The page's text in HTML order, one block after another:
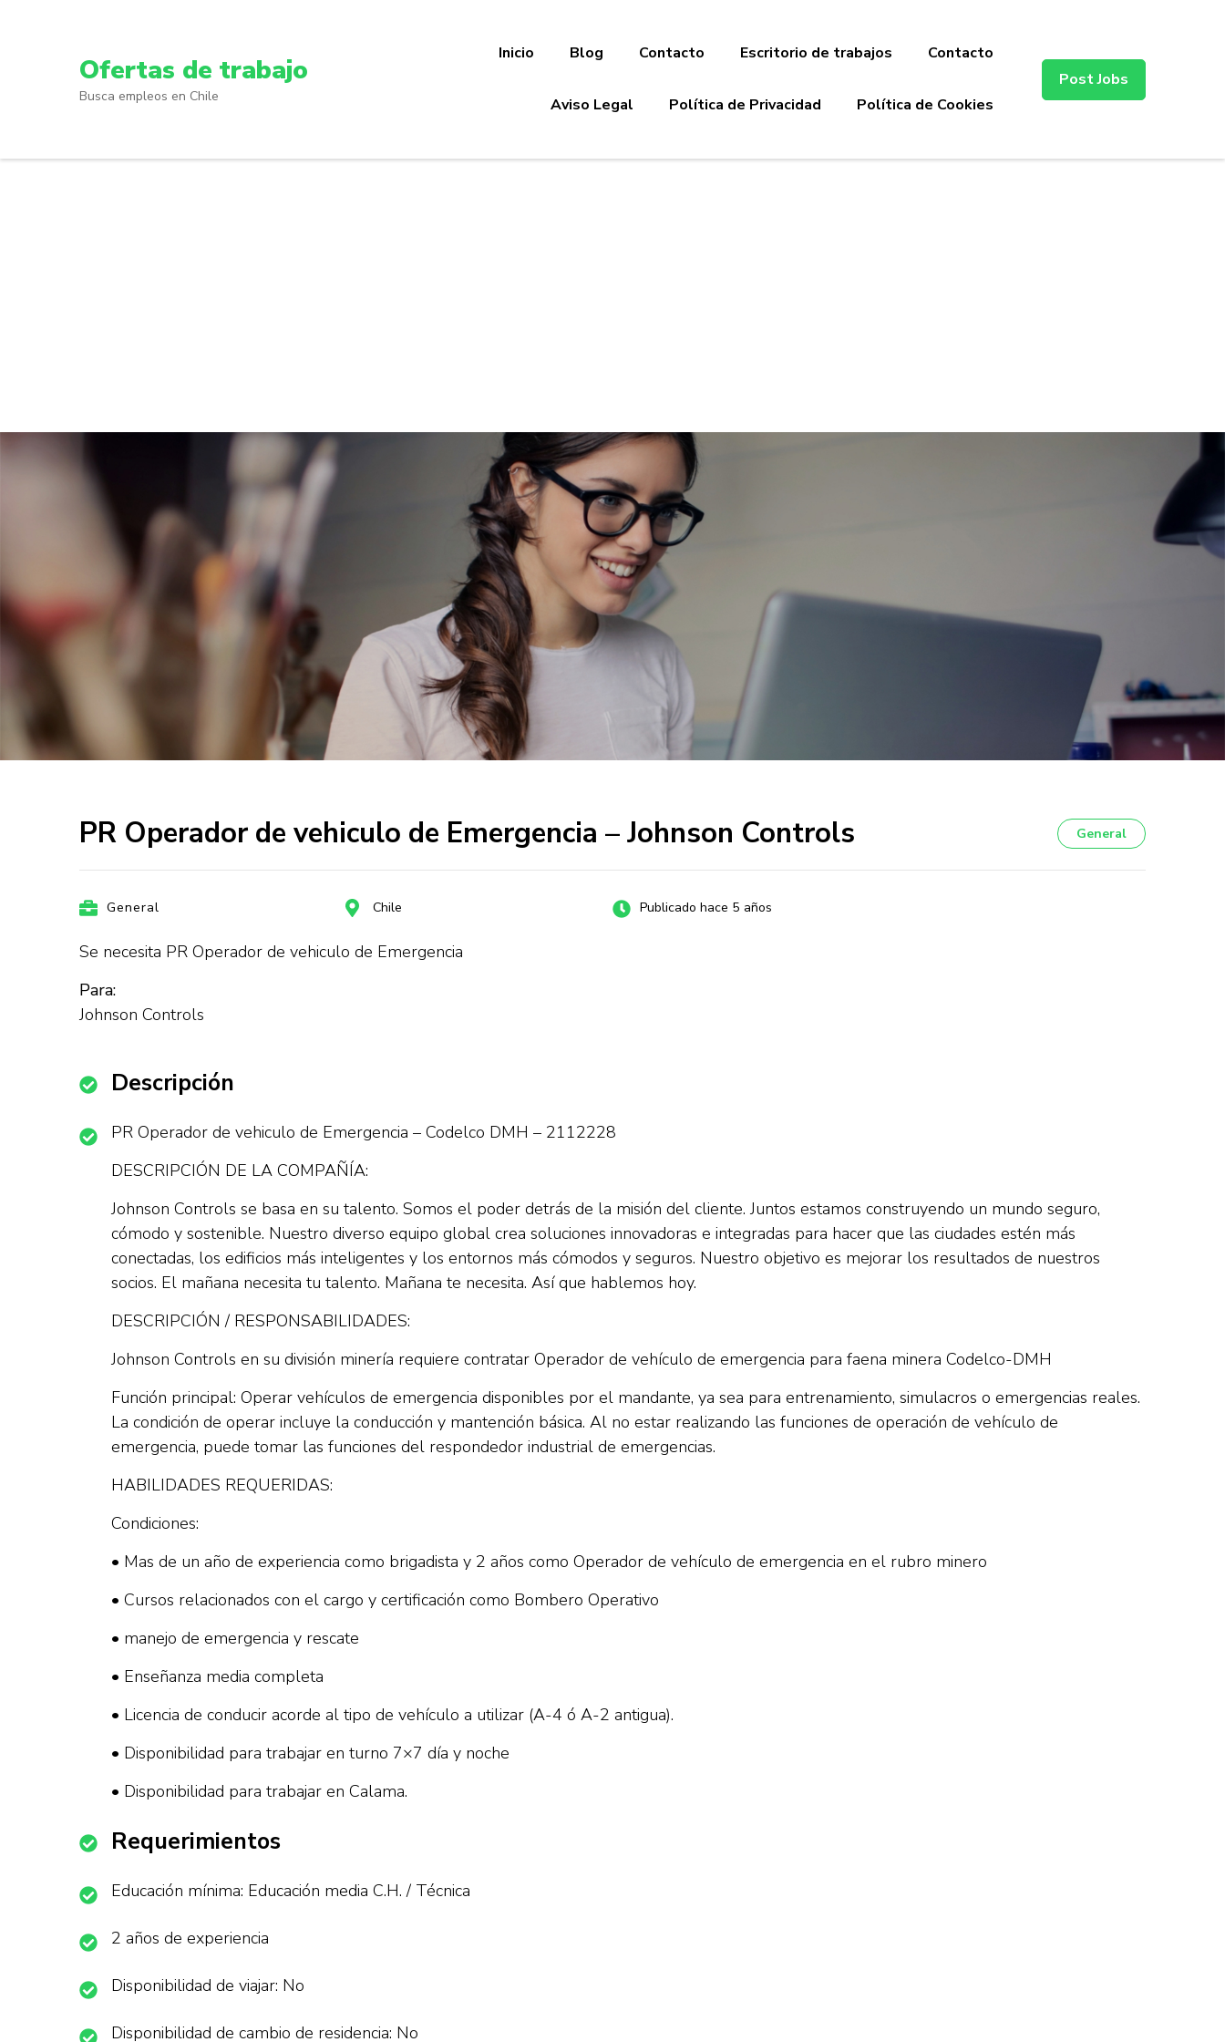
Ofertas de trabajo
Busca empleos en Chile
Inicio Blog Contacto Escritorio de trabajos Contacto
Aviso Legal Política de Privacidad Política de Cookies
Post Jobs
PR Operador de vehiculo de Emergencia – Johnson Controls General
General Chile Publicado hace 5 años
Se necesita PR Operador de vehiculo de Emergencia
Para:
Johnson Controls
Descripción
PR Operador de vehiculo de Emergencia – Codelco DMH – 2112228
DESCRIPCIÓN DE LA COMPAÑÍA:
Johnson Controls se basa en su talento. Somos el poder detrás de la misión del cliente. Juntos estamos construyendo un mundo seguro,
cómodo y sostenible. Nuestro diverso equipo global crea soluciones innovadoras e integradas para hacer que las ciudades estén más
conectadas, los edificios más inteligentes y los entornos más cómodos y seguros. Nuestro objetivo es mejorar los resultados de nuestros
socios. El mañana necesita tu talento. Mañana te necesita. Así que hablemos hoy.
DESCRIPCIÓN / RESPONSABILIDADES:
Johnson Controls en su división minería requiere contratar Operador de vehículo de emergencia para faena minera Codelco-DMH
Función principal: Operar vehículos de emergencia disponibles por el mandante, ya sea para entrenamiento, simulacros o emergencias reales.
La condición de operar incluye la conducción y mantención básica. Al no estar realizando las funciones de operación de vehículo de
emergencia, puede tomar las funciones del respondedor industrial de emergencias.
HABILIDADES REQUERIDAS:
Condiciones:
• Mas de un año de experiencia como brigadista y 2 años como Operador de vehículo de emergencia en el rubro minero
• Cursos relacionados con el cargo y certificación como Bombero Operativo
• manejo de emergencia y rescate
• Enseñanza media completa
• Licencia de conducir acorde al tipo de vehículo a utilizar (A-4 ó A-2 antigua).
• Disponibilidad para trabajar en turno 7×7 día y noche
• Disponibilidad para trabajar en Calama.
Requerimientos
Educación mínima: Educación media C.H. / Técnica
2 años de experiencia
Disponibilidad de viajar: No
Disponibilidad de cambio de residencia: No